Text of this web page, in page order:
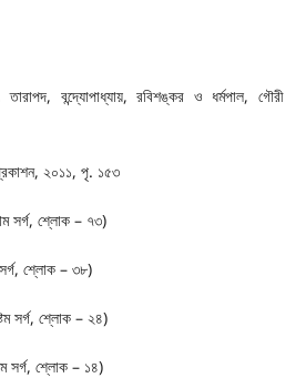
তারাপদ, বন্দ্যোপাধ্যায়, রবিশঙ্কর ও ধর্মপাল, গৌরী
২০১১, পৃ. ১৫৩
সর্গ, শ্লোক – ৭৩)
শ্লোক – ৩৮)
সর্গ, শ্লোক – ২৪)
সর্গ, শ্লোক – ১৪)